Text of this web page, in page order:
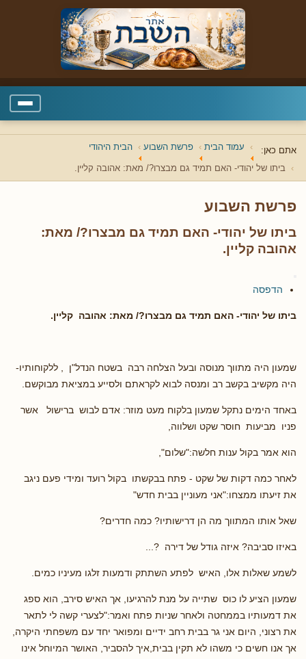
אתם כאן: עמוד הבית פרשת השבוע הבית היהודי
ביתו של יהודי- האם תמיד גם מבצרו?/ מאת: אהובה קליין.
פרשת השבוע
ביתו של יהודי- האם תמיד גם מבצרו?/ מאת:
אהובה קליין.
הדפסה
ביתו של יהודי- האם תמיד גם מבצרו?/ מאת: אהובה קליין.
שמעון היה מתווך מנוסה ובעל הצלחה רבה בשטח הנדל"ן , ללקוחותיו-
היה מקשיב בקשב רב ומנסה לבוא לקראתם ולסייע במציאת מבוקשם.
באחד הימים נתקל שמעון בלקוח מעט מוזר: אדם לבוש ברישול אשר
פניו מביעות חוסר שקט ושלווה,
הוא אמר בקול ענות חלשה:"שלום",
לאחר כמה דקות של שקט - פתח בבקשתו בקול רועד ומידי פעם ניגב
את זיעתו ממצחו:"אני מעוניין בבית חדש"
שאל אותו המתווך מה הן דרישותיו? כמה חדרים?
באיזו סביבה? איזה גודל של דירה ?...
לשמע שאלות אלו, האיש לפתע השתתק ודמעות זלגו מעיניו כמים.
שמעון הציע לו כוס שתייה על מנת להרגיעו, אך האיש סירב, הוא ספג
את דמעותיו בממחטה ולאחר שניות פתח ואמר:"לצערי קשה לי לתאר
את רצוני, היום אני גר בבית רחב ידיים ומפואר יחד עם משפחתי היקרה,
אך אנו חשים כי משהו לא תקין בבית,איך להסביר, האושר המיוחל אינו